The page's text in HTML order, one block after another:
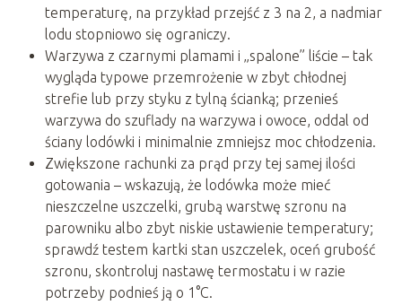
temperaturę, na przykład przejść z 3 na 2, a nadmiar
lodu stopniowo się ograniczy.
Warzywa z czarnymi plamami i „spalone” liście – tak
wygląda typowe przemrożenie w zbyt chłodnej
strefie lub przy styku z tylną ścianką; przenieś
warzywa do szuflady na warzywa i owoce, oddal od
ściany lodówki i minimalnie zmniejsz moc chłodzenia.
Zwiększone rachunki za prąd przy tej samej ilości
gotowania – wskazują, że lodówka może mieć
nieszczelne uszczelki, grubą warstwę szronu na
parowniku albo zbyt niskie ustawienie temperatury;
sprawdź testem kartki stan uszczelek, oceń grubość
szronu, skontroluj nastawę termostatu i w razie
potrzeby podnieś ją o 1°C.